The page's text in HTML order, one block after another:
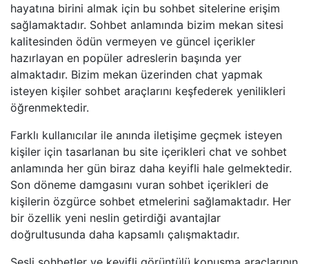
hayatına birini almak için bu sohbet sitelerine erişim
sağlamaktadır. Sohbet anlamında bizim mekan sitesi
kalitesinden ödün vermeyen ve güncel içerikler
hazırlayan en popüler adreslerin başında yer
almaktadır. Bizim mekan üzerinden chat yapmak
isteyen kişiler sohbet araçlarını keşfederek yenilikleri
öğrenmektedir.
Farklı kullanıcılar ile anında iletişime geçmek isteyen
kişiler için tasarlanan bu site içerikleri chat ve sohbet
anlamında her gün biraz daha keyifli hale gelmektedir.
Son döneme damgasını vuran sohbet içerikleri de
kişilerin özgürce sohbet etmelerini sağlamaktadır. Her
bir özellik yeni neslin getirdiği avantajlar
doğrultusunda daha kapsamlı çalışmaktadır.